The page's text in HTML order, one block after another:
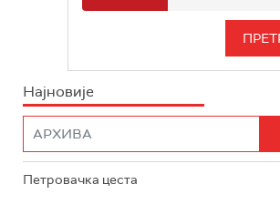
РТС 3
ИНФО
Најновије
Петровачка цеста